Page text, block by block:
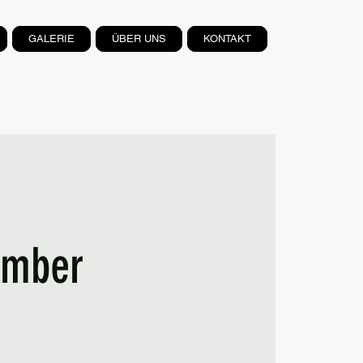
GALERIE ÜBER UNS KONTAKT